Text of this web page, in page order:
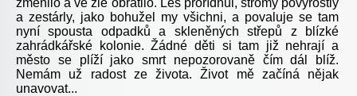
a zestárly, jako bohužel my všichni, a povaluje se tam
nyní spousta odpadků a skleněných střepů z blízké
zahrádkářské kolonie. Žádné děti si tam již nehrají a
město se plíží jako smrt nepozorovaně čím dál blíž.
Nemám už radost ze života. Život mě začíná nějak
unavovat...